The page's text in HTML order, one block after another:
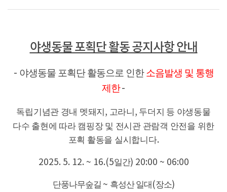
야생동물 포획단 활동 공지사항 안내
- 야생동물 포획단 활동으로 인한소음발생 및 통행
제한-
독립기념관 경내 멧돼지 , 고라니 , 두더지 등 야생동물
다수 출현에 따라 캠핑장 및 전시관 관람객 안전을 위한
포획 활동을 실시합니다.
2025. 5. 12. ~ 16.(5일간) 20:00 ~ 06:00
단풍나무숲길 ~ 흑성산 일대 (장소)